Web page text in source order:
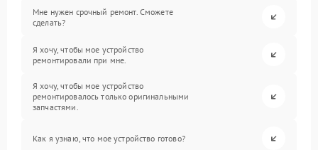
Мне нужен срочный ремонт. Сможете
сделать?
Я хочу, чтобы мое устройство
ремонтировали при мне.
Я хочу, чтобы мое устройство
ремонтировалось только оригинальными
запчастями.
Как я узнаю, что мое устройство готово?